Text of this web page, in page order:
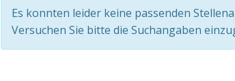
Es konnten leider keine passenden
Versuchen Sie bitte die Suchangaben